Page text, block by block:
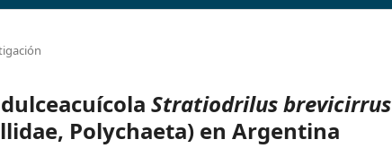
Stratiodrilus brevicirrus
Polychaeta) en Argentina